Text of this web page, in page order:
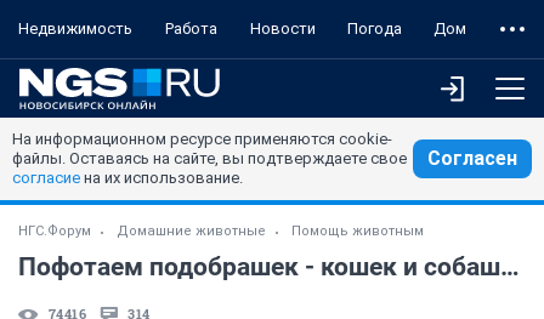
Недвижимость Работа Новости Погода Дом
На информационном ресурсе применяются cookie-
файлы. Оставаясь на сайте, вы подтверждаете свое
согласие на их использование.
Согласен
НГС.Форум Домашние животные Помощь животным
Пофотаем подобрашек - кошек и собашек:)
74416 314